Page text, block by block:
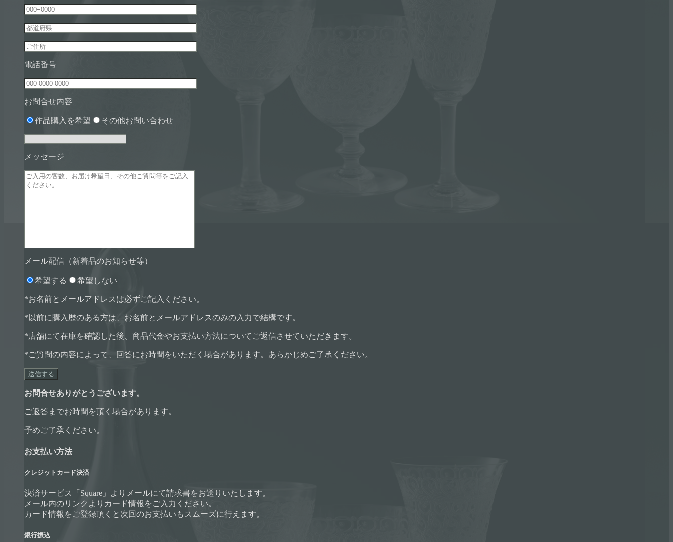
電話番号
お問合せ内容
作品購入を希望 その他お問い合わせ
メッセージ
メール配信（新着品のお知らせ等）
希望する 希望しない
*お名前とメールアドレスは必ずご記入ください。
*以前に購入歴のある方は、お名前とメールアドレスのみの入力で結構です。
*店舗にて在庫を確認した後、商品代金やお支払い方法についてご返信させていただきます。
*ご質問の内容によって、回答にお時間をいただく場合があります。あらかじめご了承ください。
お問合せありがとうございます。
ご返答までお時間を頂く場合があります。
予めご了承ください。
お支払い方法
クレジットカード決済
決済サービス「Square」よりメールにて請求書をお送りいたします。
メール内のリンクよりカード情報をご入力ください。
カード情報をご登録頂くと次回のお支払いもスムーズに行えます。
銀行振込